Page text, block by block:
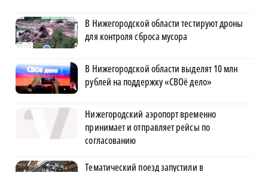
В Нижегородской области тестируют дроны
для контроля сброса мусора
В Нижегородской области выделят 10 млн
рублей на поддержку «СВОё дело»
Нижегородский аэропорт временно
принимает и отправляет рейсы по
согласованию
Тематический поезд запустили в